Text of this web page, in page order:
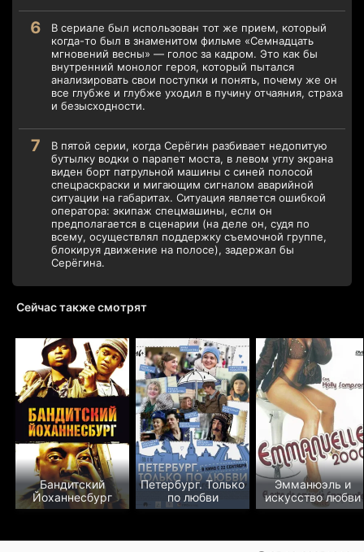
В сериале был использован тот же прием, который
когда-то был в знаменитом фильме «Семнадцать
мгновений весны» — голос за кадром. Это как бы
внутренний монолог героя, который пытался
анализировать свои поступки и понять, почему же он
все глубже и глубже уходил в пучину отчаяния, страха
и безысходности.
В пятой серии, когда Серёгин разбивает недопитую
бутылку водки о парапет моста, в левом углу экрана
виден борт патрульной машины с синей полосой
спецраскраски и мигающим сигналом аварийной
ситуации на габаритах. Ситуация является ошибкой
оператора: экипаж спецмашины, если он
предполагается в сценарии (на деле он, судя по
всему, осуществлял поддержку съемочной группе,
блокируя движение на полосе), задержал бы
Серёгина.
Сейчас также смотрят
Бандитский
Йоханнесбург
Петербург. Только
по любви
Эмманюэль и
искусство любви